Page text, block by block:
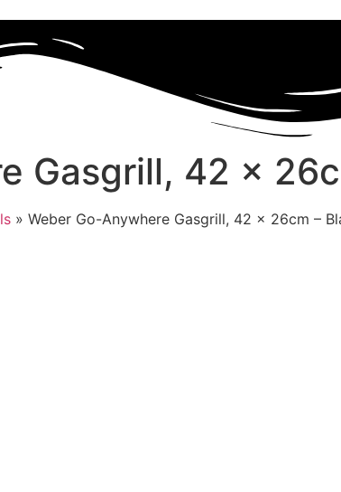
Gasgrill, 42 x
» Weber Go-Anywhere Gasgrill, 42 x 26cm –